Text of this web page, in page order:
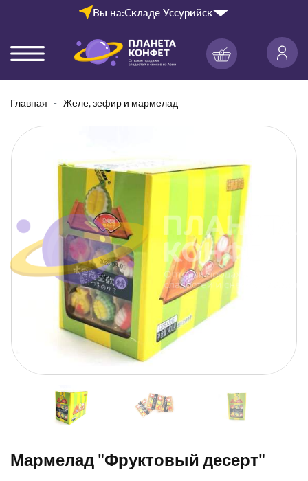
Вы на:Складе Уссурийск
Главная Желе, зефир и мармелад
Мармелад "Фруктовый десерт"